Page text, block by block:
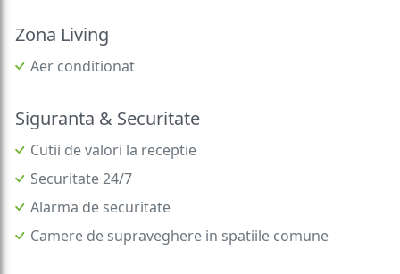
Zona Living
Aer conditionat
Siguranta & Securitate
Cutii de valori la receptie
Securitate 24/7
Alarma de securitate
Camere de supraveghere in spatiile comune